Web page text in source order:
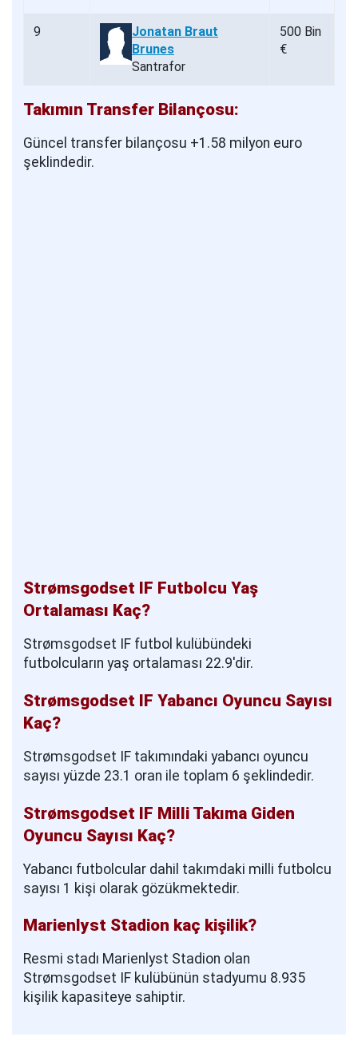
9
Jonatan Braut
Brunes
Santrafor
500 Bin
€
Takımın Transfer Bilançosu:
Güncel transfer bilançosu +1.58 milyon euro
şeklindedir.
Strømsgodset IF Futbolcu Yaş
Ortalaması Kaç?
Strømsgodset IF futbol kulübündeki
futbolcuların yaş ortalaması 22.9'dir.
Strømsgodset IF Yabancı Oyuncu Sayısı
Kaç?
Strømsgodset IF takımındaki yabancı oyuncu
sayısı yüzde 23.1 oran ile toplam 6 şeklindedir.
Strømsgodset IF Milli Takıma Giden
Oyuncu Sayısı Kaç?
Yabancı futbolcular dahil takımdaki milli futbolcu
sayısı 1 kişi olarak gözükmektedir.
Marienlyst Stadion kaç kişilik?
Resmi stadı Marienlyst Stadion olan
Strømsgodset IF kulübünün stadyumu 8.935
kişilik kapasiteye sahiptir.